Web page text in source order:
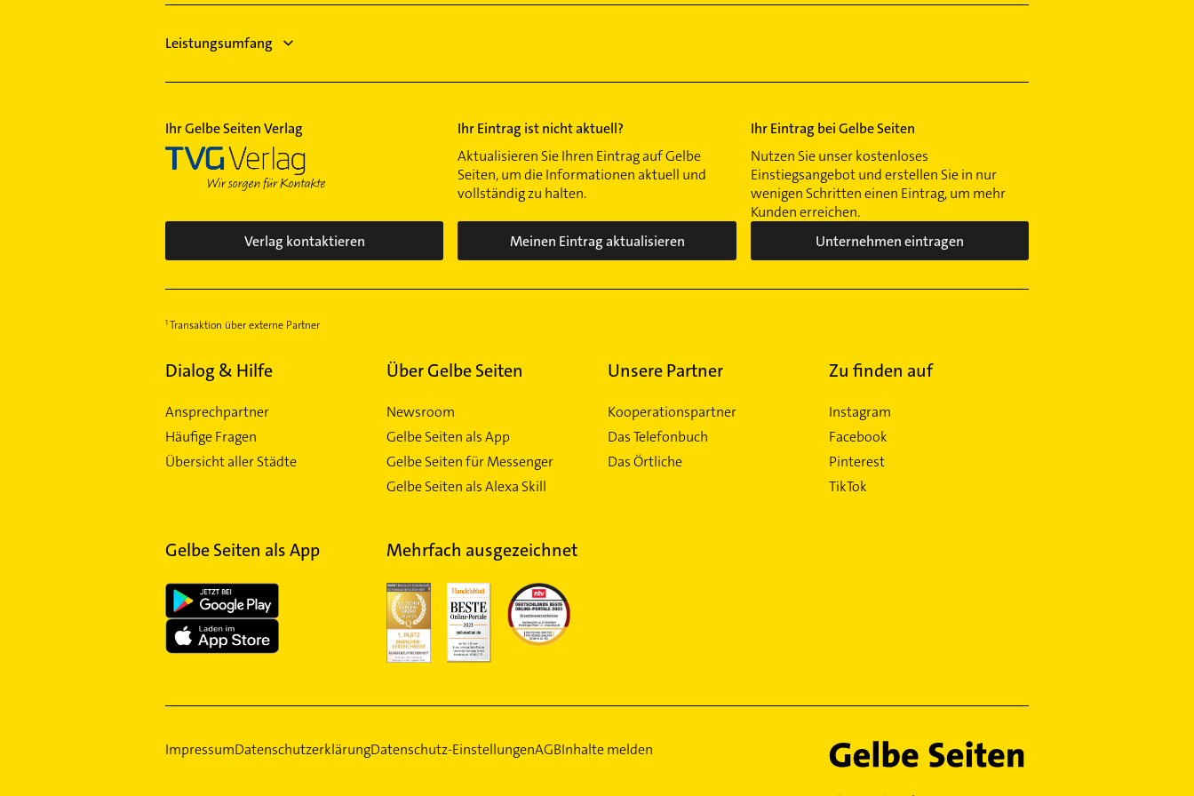
Leistungsumfang
Ihr Gelbe Seiten Verlag
Verlag kontaktieren
Ihr Eintrag ist nicht aktuell?
Aktualisieren Sie Ihren Eintrag auf Gelbe
Seiten, um die Informationen aktuell und
vollständig zu halten.
Meinen Eintrag aktualisieren
Ihr Eintrag bei Gelbe Seiten
Nutzen Sie unser kostenloses
Einstiegsangebot und erstellen Sie in nur
wenigen Schritten einen Eintrag, um mehr
Kunden erreichen.
Unternehmen eintragen
Transaktion über externe Partner
Dialog & Hilfe
Ansprechpartner
Häufige Fragen
Übersicht aller Städte
Über Gelbe Seiten
Newsroom
Gelbe Seiten als App
Gelbe Seiten für Messenger
Gelbe Seiten als Alexa Skill
Unsere Partner
Kooperationspartner
Das Telefonbuch
Das Örtliche
Zu finden auf
Instagram
Facebook
Pinterest
TikTok
Gelbe Seiten als App Mehrfach ausgezeichnet
ImpressumDatenschutzerklärungDatenschutz-EinstellungenAGBInhalte melden